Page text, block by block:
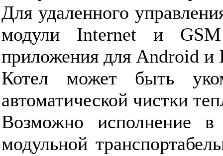
Для удаленного
модули Internet и
приложения для Android и
Котел может быть
автоматической чистки
Возможно исполнение в
модульной